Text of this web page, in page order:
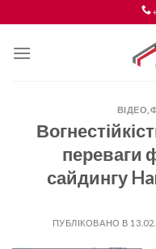
to
content
ВІДЕО
переваги
сайдингу
ПУБЛІКОВАНО В